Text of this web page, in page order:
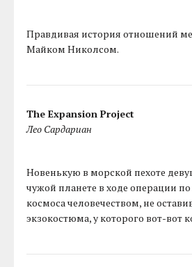
Правдивая история отношений
Майком Николсом.
The Expansion Project
Лео Сардариан
Новенькую в морской пехоте
чужой планете в ходе операции
космоса человечеством, не
экзокостюма, у которого вот-вот